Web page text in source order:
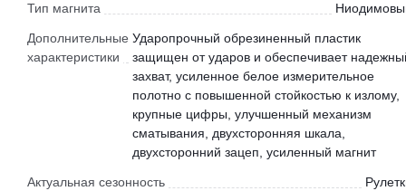
Тип магнита
Дополнительные
характеристики
Ударопрочный обрезиненный пластик
защищен от ударов и обеспечивает
захват, усиленное белое измерительное
полотно с повышенной стойкостью к излому,
крупные цифры, улучшенный механизм
сматывания, двухсторонняя шкала,
двухсторонний зацеп, усиленный магнит
Актуальная сезонность